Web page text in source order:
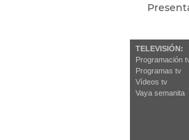
TELEVISIÓN:
Programación
Programas tv
Vídeos tv
Vaya semanita